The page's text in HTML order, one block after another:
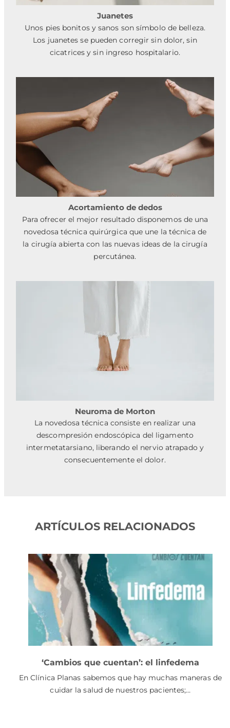
Juanetes
Unos pies bonitos y sanos son símbolo de belleza.
Los juanetes se pueden corregir sin dolor, sin
cicatrices y sin ingreso hospitalario.
Acortamiento de dedos
Para ofrecer el mejor resultado disponemos de una
novedosa técnica quirúrgica que une la técnica de
la cirugía abierta con las nuevas ideas de la cirugía
percutánea.
Neuroma de Morton
La novedosa técnica consiste en realizar una
descompresión endoscópica del ligamento
intermetatarsiano, liberando el nervio atrapado y
consecuentemente el dolor.
ARTÍCULOS RELACIONADOS
‘Cambios que cuentan’: el linfedema
En Clínica Planas sabemos que hay muchas maneras de
cuidar la salud de nuestros pacientes;…